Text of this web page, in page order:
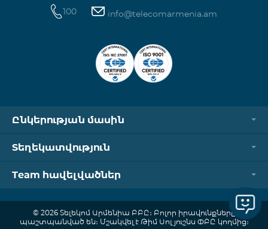
100 info@telecomarmenia.am
Ընկերության մասին
Տեղեկատվություն
Team հավելվածներ
© 2026 Տելեկոմ Արմենիա ԲԲԸ։ Բոլոր իրավունքները
պաշտպանված են։ Մշակվել է Թիմ Սոլյուշնս ՓԲԸ կողմից։